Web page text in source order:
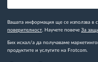
Вашата информация ще се използва в
поверителност. Научете повече За
Бих искал/а да получаваме
продуктите и услугите на Frotcom.